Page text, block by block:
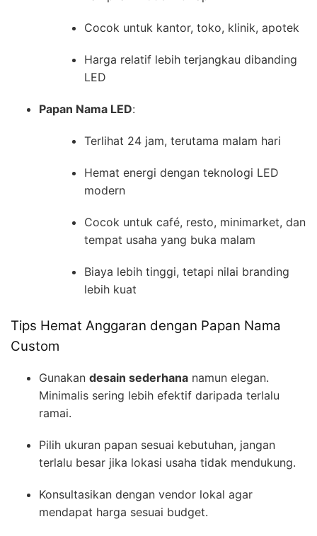
Cocok untuk kantor, toko, klinik, apotek
Harga relatif lebih terjangkau dibanding
LED
Papan Nama LED:
Terlihat 24 jam, terutama malam hari
Hemat energi dengan teknologi LED
modern
Cocok untuk café, resto, minimarket, dan
tempat usaha yang buka malam
Biaya lebih tinggi, tetapi nilai branding
lebih kuat
Tips Hemat Anggaran dengan Papan Nama
Custom
Gunakan desain sederhana namun elegan.
Minimalis sering lebih efektif daripada terlalu
ramai.
Pilih ukuran papan sesuai kebutuhan, jangan
terlalu besar jika lokasi usaha tidak mendukung.
Konsultasikan dengan vendor lokal agar
mendapat harga sesuai budget.